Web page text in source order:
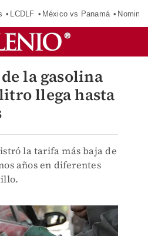
LCDLF México vs Panamá
la gasolina
llega hasta
la tarifa más baja de
años en diferentes